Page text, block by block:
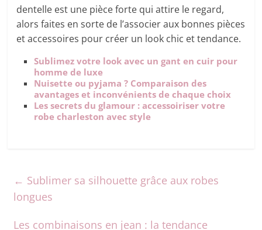
dentelle est une pièce forte qui attire le regard,
alors faites en sorte de l’associer aux bonnes pièces
et accessoires pour créer un look chic et tendance.
Sublimez votre look avec un gant en cuir pour
homme de luxe
Nuisette ou pyjama ? Comparaison des
avantages et inconvénients de chaque choix
Les secrets du glamour : accessoiriser votre
robe charleston avec style
← Sublimer sa silhouette grâce aux robes
longues
Les combinaisons en jean : la tendance